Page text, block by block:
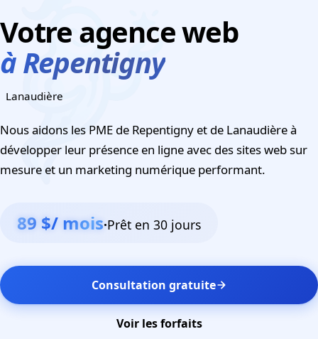
Votre agence web
à Repentigny
Lanaudière
Nous aidons les PME de Repentigny et de Lanaudière à
développer leur présence en ligne avec des sites web sur
mesure et un marketing numérique performant.
89 $/ mois·Prêt en 30 jours
Consultation gratuite
Voir les forfaits